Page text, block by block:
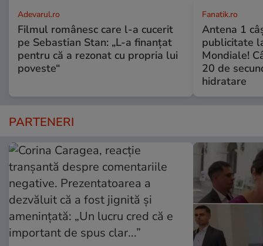
Adevarul.ro
Filmul românesc care l-a cucerit
pe Sebastian Stan: „L-a finanțat
pentru că a rezonat cu propria lui
poveste“
Fanatik.ro
Antena 1
publicitate
Mondiale!
20 de
hidratare
PARTENERI